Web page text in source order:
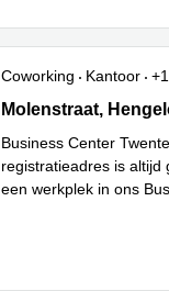
Coworking Kantoor
+1
Molenstraat 20,
Molenstraat,
Business Center
registratieadres is altijd
een werkplek in ons